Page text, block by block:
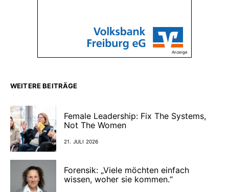
Anzeige
WEITERE BEITRÄGE
Female Leadership: Fix The Systems,
Not The Women
21. JULI 2026
Forensik: „Viele möchten einfach
wissen, woher sie kommen.“